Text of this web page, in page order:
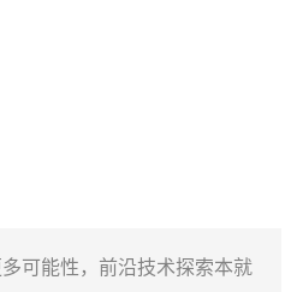
可能性，前沿技术探索本就